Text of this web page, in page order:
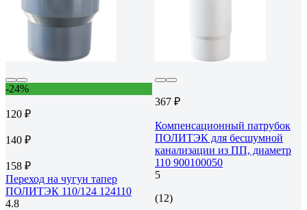
-24%
120 ₽
140 ₽
158 ₽
Переход на чугун тапер
ПОЛИТЭК 110/124 124110
4.8
367 ₽
Компенсационный патрубок
ПОЛИТЭК для бесшумной
канализации из ПП, диаметр
110 900100050
5
(12)